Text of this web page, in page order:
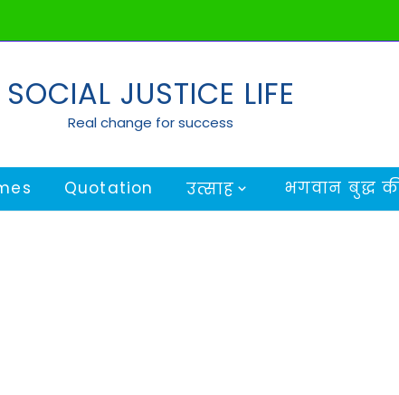
SOCIAL JUSTICE LIFE
Real change for success
Quotation उत्साह भगवान बुद्ध